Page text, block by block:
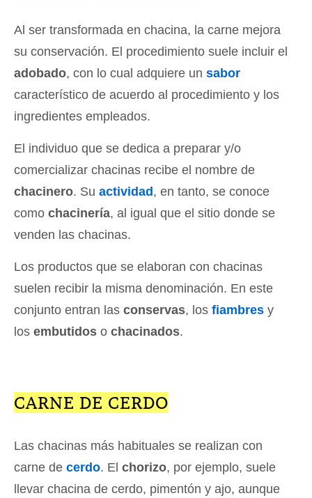
Al ser transformada en chacina, la carne mejora
su conservación. El procedimiento suele incluir el
adobado, con lo cual adquiere un sabor
característico de acuerdo al procedimiento y los
ingredientes empleados.
El individuo que se dedica a preparar y/o
comercializar chacinas recibe el nombre de
chacinero. Su actividad , en tanto, se conoce
como chacinería, al igual que el sitio donde se
venden las chacinas.
Los productos que se elaboran con chacinas
suelen recibir la misma denominación. En este
conjunto entran las conservas, los fiambres y
los embutidos o chacinados.
CARNE DE CERDO
Las chacinas más habituales se realizan con
carne de cerdo. El chorizo, por ejemplo, suele
llevar chacina de cerdo, pimentón y ajo, aunque